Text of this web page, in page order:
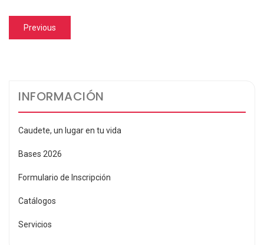
Navegación
de
Previous
post:
INFORMACIÓN
Caudete, un lugar en tu vida
Bases 2026
Formulario de Inscripción
Catálogos
Servicios